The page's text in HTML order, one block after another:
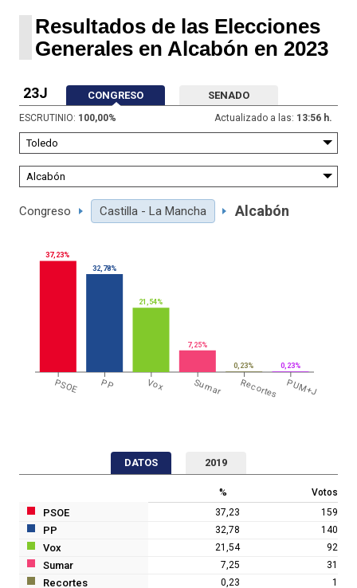
Resultados de las Elecciones
Generales en Alcabón en 2023
23J CONGRESO SENADO
ESCRUTINIO: 100,00% Actualizado a las: 13:56 h.
Congreso Castilla - La Mancha Alcabón
PSOE PP Vox Sumar Recortes PUM+J
37,23%
32,78%
21,54%
7,25%
0,23% 0,23%
DATOS 2019
% Votos
PSOE 37,23 159
PP 32,78 140
Vox 21,54 92
Sumar 7,25 31
Recortes 0,23 1